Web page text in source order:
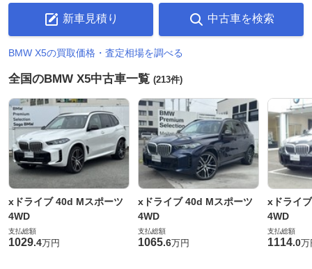
新車見積り 中古車を検索
BMW X5の買取価格・査定相場を調べる
全国のBMW X5中古車一覧 (213件)
xドライブ 40d Mスポーツ
4WD
支払総額
1029.4万円
xドライブ 40d Mスポーツ
4WD
支払総額
1065.6万円
xドライ
4WD
支払総額
1114.0万